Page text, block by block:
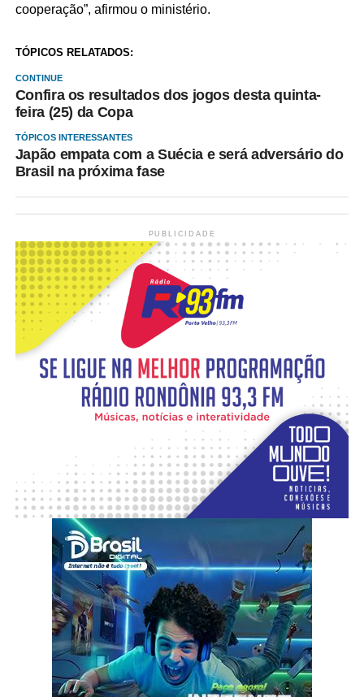
cooperação”, afirmou o ministério.
TÓPICOS RELATADOS:
CONTINUE
Confira os resultados dos jogos desta quinta-
feira (25) da Copa
TÓPICOS INTERESSANTES
Japão empata com a Suécia e será adversário do
Brasil na próxima fase
PUBLICIDADE